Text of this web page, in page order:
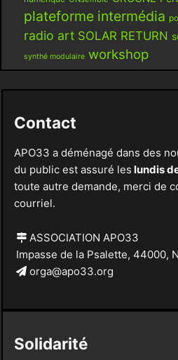
plateforme intermédia
radio art SOLAR RETURN
synthé modulaire workshop
Contact
APO33 a déménagé dans des
du public est assuré les lundis
toute autre demande, merci de
courriel.
ASSOCIATION APO33
Impasse de la Psalette, 44000,
orga@apo33.org
Solidarité